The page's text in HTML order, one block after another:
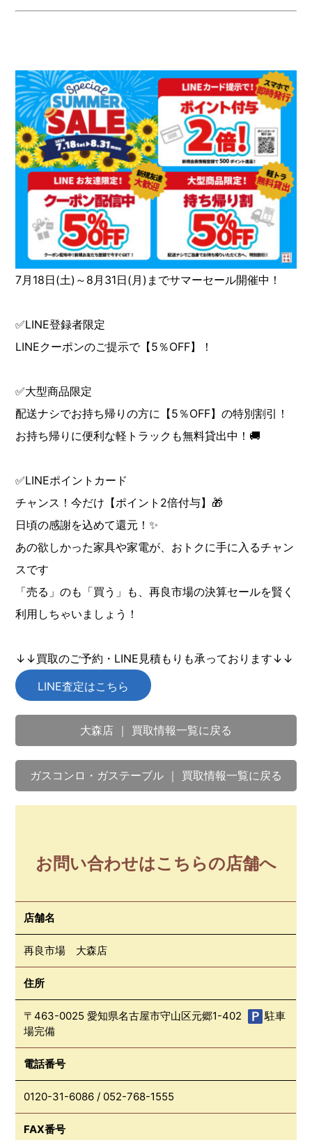
7月18日(土)～8月31日(月)までサマーセール開催中！
✅LINE登録者限定
LINEクーポンのご提示で【5％OFF】！
✅大型商品限定
配送ナシでお持ち帰りの方に【5％OFF】の特別割引！
お持ち帰りに便利な軽トラックも無料貸出中！🚚
✅LINEポイントカード
チャンス！今だけ【ポイント2倍付与】🎁
日頃の感謝を込めて還元！✨
あの欲しかった家具や家電が、おトクに手に入るチャン
スです
「売る」のも「買う」も、再良市場の決算セールを賢く
利用しちゃいましょう！
↓↓買取のご予約・LINE見積もりも承っております↓↓
LINE査定はこちら
大森店 ｜ 買取情報一覧に戻る
ガスコンロ・ガステーブル ｜ 買取情報一覧に戻る
お問い合わせはこちらの店舗へ
店舗名
再良市場 大森店
住所
〒463-0025 愛知県名古屋市守山区元郷1-402
駐車
場完備
電話番号
0120-31-6086 / 052-768-1555
FAX番号